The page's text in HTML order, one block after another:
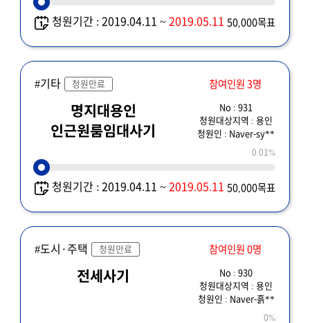
청원기간 : 2019.04.11 ~2019.05.11 50,000목표
#기타 청원만료 참여인원 3명
명지대용인
인근원룸임대사기
No : 931
청원대상지역 : 용인
청원인 : Naver-sy**
0.01%
청원기간 : 2019.04.11 ~2019.05.11 50,000목표
#도시·주택 청원만료 참여인원 0명
전세사기
No : 930
청원대상지역 : 용인
청원인 : Naver-흙**
0%